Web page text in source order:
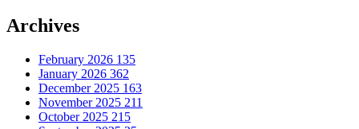
Archives
February 2026 135
January 2026 362
December 2025 163
November 2025 211
October 2025 215